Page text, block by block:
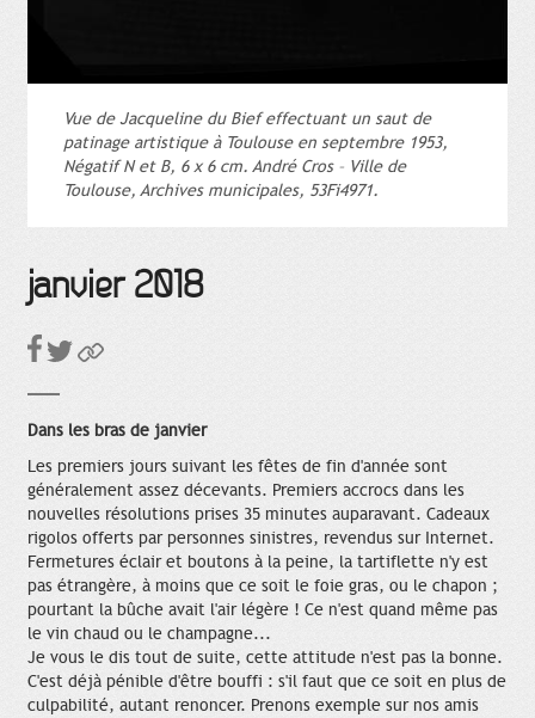
Vue de Jacqueline du Bief effectuant un saut de
patinage artistique à Toulouse en septembre 1953,
Négatif N et B, 6 x 6 cm. André Cros – Ville de
Toulouse, Archives municipales, 53Fi4971.
janvier 2018
Dans les bras de janvier
Les premiers jours suivant les fêtes de fin d'année sont
généralement assez décevants. Premiers accrocs dans les
nouvelles résolutions prises 35 minutes auparavant. Cadeaux
rigolos offerts par personnes sinistres, revendus sur Internet.
Fermetures éclair et boutons à la peine, la tartiflette n'y est
pas étrangère, à moins que ce soit le foie gras, ou le chapon ;
pourtant la bûche avait l'air légère ! Ce n'est quand même pas
le vin chaud ou le champagne...
Je vous le dis tout de suite, cette attitude n'est pas la bonne.
C'est déjà pénible d'être bouffi : s'il faut que ce soit en plus de
culpabilité, autant renoncer. Prenons exemple sur nos amis